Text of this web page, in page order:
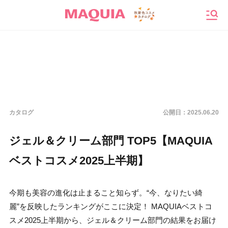
カタログ 公開日： 2025.06.20
ジェル＆クリーム部門 TOP5【MAQUIA
ベストコスメ2025上半期】
今期も美容の進化は止まること知らず。“今、なりたい綺
麗”を反映したランキングがここに決定！ MAQUIAベストコ
スメ2025上半期から、ジェル＆クリーム部門の結果をお届け